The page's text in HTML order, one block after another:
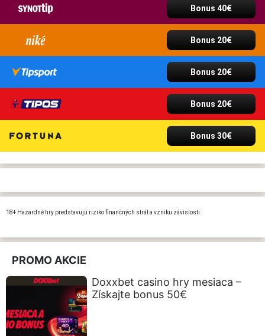
Bonus 40€
Bonus 20€
Bonus 20€
Bonus 20€
Bonus 30€
18+ Hazardné hry predstavujú riziko finančných strát a vzniku závislosti.
PROMO AKCIE
Doxxbet casino hry mesiaca –
Získajte bonus 50€